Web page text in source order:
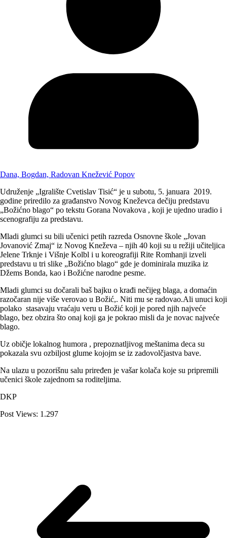
Dana, Bogdan, Radovan Knežević Popov
Udruženje „Igralište Cvetislav Tisić“ je u subotu, 5. januara 2019.
godine priredilo za građanstvo Novog Kneževca dečiju predstavu
„Božićno blago“ po tekstu Gorana Novakova , koji je ujedno uradio i
scenografiju za predstavu.
Mladi glumci su bili učenici petih razreda Osnovne škole „Jovan
Jovanović Zmaj“ iz Novog Kneževa – njih 40 koji su u režiji učiteljica
Jelene Trknje i Višnje Kolbl i u koreografiji Rite Romhanji izveli
predstavu u tri slike „Božićno blago“ gde je dominirala muzika iz
Džems Bonda, kao i Božićne narodne pesme.
Mladi glumci su dočarali baš bajku o krađi nečijeg blaga, a domaćin
razočaran nije više verovao u Božić,. Niti mu se radovao.Ali unuci koji
polako stasavaju vraćaju veru u Božić koji je pored njih najveće
blago, bez obzira što onaj koji ga je pokrao misli da je novac najveće
blago.
Uz običje lokalnog humora , prepoznatljivog meštanima deca su
pokazala svu ozbiljost glume kojojm se iz zadovolčjastva bave.
Na ulazu u pozorišnu salu priređen je vašar kolača koje su pripremili
učenici škole zajednom sa roditeljima.
DKP
Post Views: 1.297